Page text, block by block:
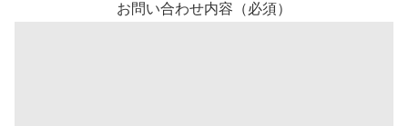
お問い合わせ内容（必須）